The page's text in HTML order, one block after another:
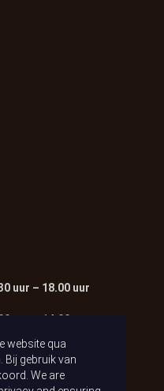
uur – 18.00 uur
uur – 14.00 uur
uur – 13.00 uur
website qua
Bij gebruik van
We are